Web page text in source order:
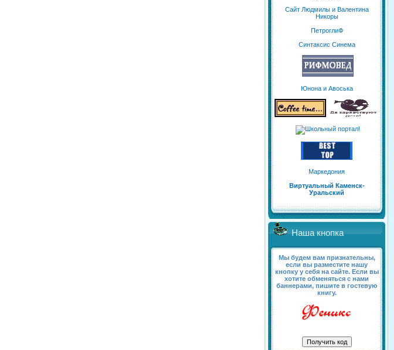
Сайт Людмилы и Валентина
Никоры
ПетроглиФ
Синтаксис Синема
Юнона и Авоська
Маркедония
Виртуальный Каменск-
Уральский
Наша кнопка
Мы будем вам признательны,
если вы разместите нашу
кнопку у себя на сайте. Если вы
хотите обменяться с нами
баннерами, пишите в гостевую
книгу.